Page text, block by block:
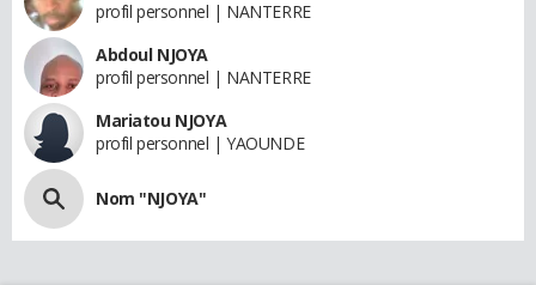
profil personnel | NANTERRE
Abdoul NJOYA
profil personnel | NANTERRE
Mariatou NJOYA
profil personnel | YAOUNDE
Nom "NJOYA"